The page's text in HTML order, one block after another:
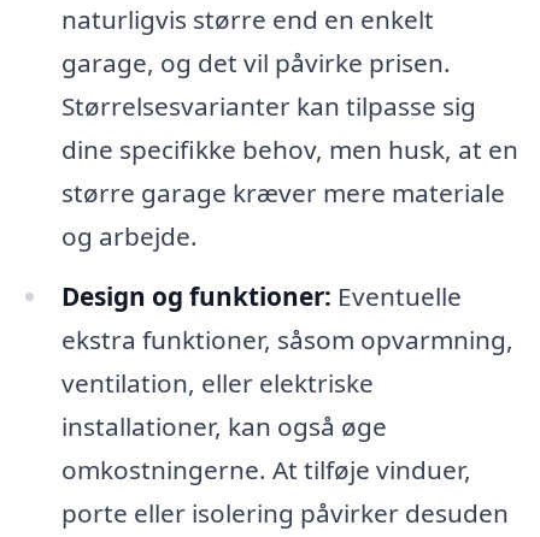
naturligvis større end en enkelt
garage, og det vil påvirke prisen.
Størrelsesvarianter kan tilpasse sig
dine specifikke behov, men husk, at en
større garage kræver mere materiale
og arbejde.
Design og funktioner: Eventuelle
ekstra funktioner, såsom opvarmning,
ventilation, eller elektriske
installationer, kan også øge
omkostningerne. At tilføje vinduer,
porte eller isolering påvirker desuden